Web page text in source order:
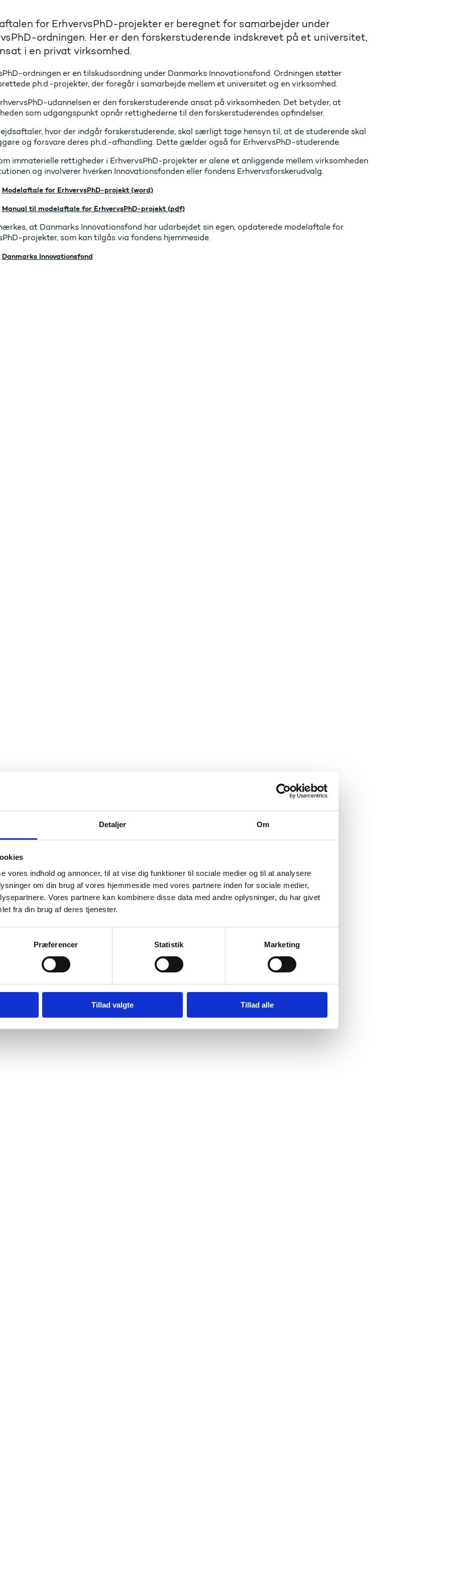
Detaljer Om
vores indhold og annoncer, til at vise dig funktioner til sociale medier og til at analysere
om din brug af vores hjemmeside med vores partnere inden for sociale medier,
Vores partnere kan kombinere disse data med andre oplysninger, du har givet
fra din brug af deres tjenester.
Præferencer Statistik Marketing
Tillad valgte Tillad alle
for ErhvervsPhD-projekter er beregnet for samarbejder under
ordningen. Her er den forskerstuderende indskrevet på et universitet,
i en privat virksomhed.
ordningen er en tilskudsordning under Danmarks Innovationsfond. Ordningen støtter
ph.d.-projekter, der foregår i samarbejde mellem et universitet og en virksomhed.
udannelsen er den forskerstuderende ansat på virksomheden. Det betyder, at
som udgangspunkt opnår rettighederne til den forskerstuderendes opfindelser.
hvor der indgår forskerstuderende, skal særligt tage hensyn til, at de studerende skal
og forsvare deres ph.d.-afhandling. Dette gælder også for ErhvervsPhD-studerende.
immaterielle rettigheder i ErhvervsPhD-projekter er alene et anliggende mellem virksomheden
og involverer hverken Innovationsfonden eller fondens Erhvervsforskerudvalg.
Modelaftale for ErhvervsPhD-projekt (word)
Manual til modelaftale for ErhvervsPhD-projekt (pdf)
at Danmarks Innovationsfond har udarbejdet sin egen, opdaterede modelaftale for
projekter, som kan tilgås via fondens hjemmeside.
Danmarks Innovationsfond